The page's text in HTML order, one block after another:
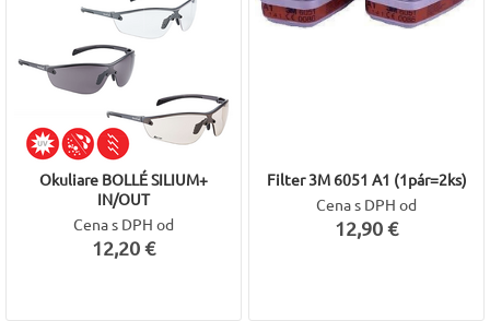
Okuliare BOLLÉ SILIUM+
IN/OUT
Cena s DPH od
12,20 €
Filter 3M 6051 A1 (1pár=2ks)
Cena s DPH od
12,90 €